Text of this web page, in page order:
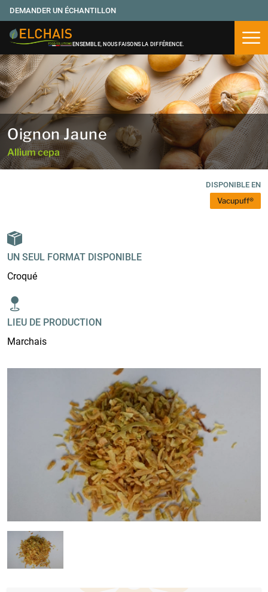
DEMANDER UN ÉCHANTILLON
ENSEMBLE, NOUS FAISONS LA DIFFÉRENCE.
Oignon Jaune
Allium cepa
DISPONIBLE EN
Vacupuff®
UN SEUL FORMAT DISPONIBLE
Croqué
LIEU DE PRODUCTION
Marchais